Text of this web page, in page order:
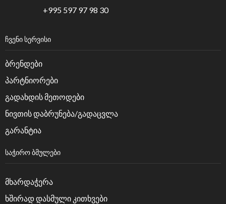
+995 597 97 98 30
ᲩᲕᲔᲜᲘ ᲡᲔᲠᲕᲘᲡᲘ
ბრენდები
პარტნიორები
გადახდის მეთოდები
ნივთის დაბრუნება/გადაცვლა
გარანტია
ᲡᲐᲭᲘᲠᲝ ᲑᲛᲣᲚᲔᲑᲘ
მხარდაჭერა
ხშირად დასმული კითხვები